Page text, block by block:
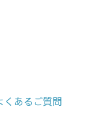
くあるご質問